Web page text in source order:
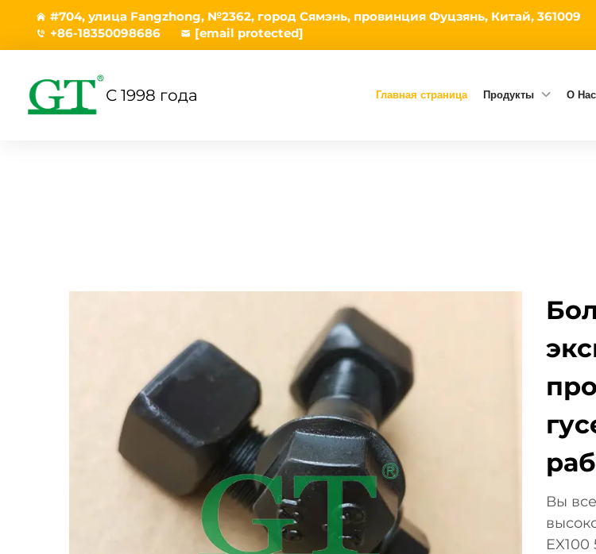
#704, улица Fangzhong, №2362, город Сямэнь, провинция Фуцзянь, Китай, 361009
+86-18350098686
[email protected]
С 1998 года Главная страница Продукты О Нас
Вы